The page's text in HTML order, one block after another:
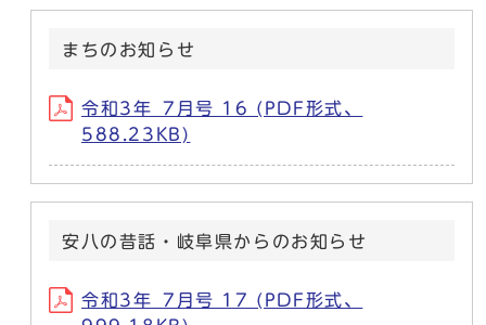
まちのお知らせ
令和3年_7月号 16 (PDF形式、
588.23KB)
安八の昔話・岐阜県からのお知らせ
令和3年_7月号 17 (PDF形式、